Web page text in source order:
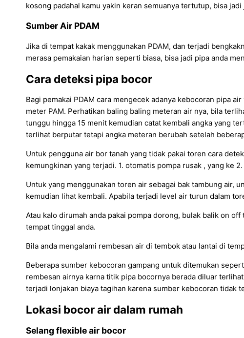
kosong padahal kamu yakin keran semuanya tertutup, bisa
Sumber Air PDAM
Jika di tempat kakak menggunakan PDAM, dan terjadi
merasa pemakaian harian seperti biasa, bisa jadi pipa anda
Cara deteksi pipa bocor
Bagi pemakai PDAM cara mengecek adanya kebocoran pipa
meter PAM. Perhatikan baling baling meteran air nya, bila
tunggu hingga 15 menit kemudian catat kembali angka yang
terlihat berputar tetapi angka meteran berubah setelah
Untuk pengguna air bor tanah yang tidak pakai toren cara
kemungkinan yang terjadi. 1. otomatis pompa rusak , yang ke
Untuk yang menggunakan toren air sebagai bak tambung air,
kemudian lihat kembali. Apabila terjadi level air turun dalam
Atau kalo dirumah anda pakai pompa dorong, bulak balik on
tempat tinggal anda.
Bila anda mengalami rembesan air di tembok atau lantai di
Beberapa sumber kebocoran gampang untuk ditemukan
rembesan airnya karna titik pipa bocornya berada diluar
terjadi lonjakan biaya tagihan karena sumber kebocoran tidak
Lokasi bocor air dalam rumah
Selang flexible air bocor